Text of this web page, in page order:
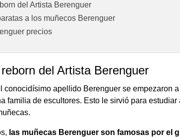
del Artista Berenguer
a los muñecos Berenguer
precios
del Artista Berenguer
conocidísimo apellido Berenguer se empezaron
familia de escultores. Esto le sirvió para
las muñecas Berenguer son famosas por el